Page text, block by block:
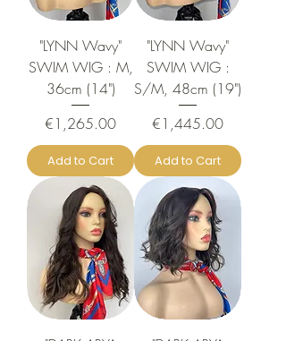
"LYNN Wavy"
SWIM WIG : M,
36cm (14")
Price
€1,265.00
Add to Cart
"LYNN Wavy"
SWIM WIG :
S/M, 48cm (19")
Price
€1,445.00
Add to Cart